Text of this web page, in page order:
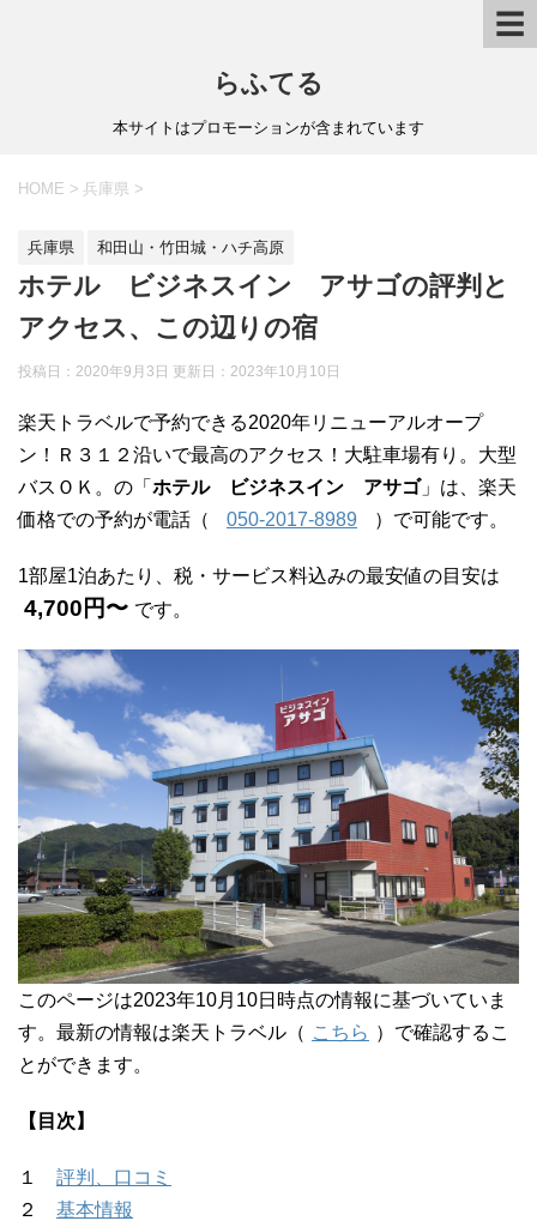
☰
らふてる
本サイトはプロモーションが含まれています
HOME > 兵庫県 >
兵庫県 和田山・竹田城・ハチ高原
ホテル ビジネスイン アサゴの評判と
アクセス、この辺りの宿
投稿日：2020年9月3日 更新日： 2023年10月10日
楽天トラベルで予約できる2020年リニューアルオープ
ン！Ｒ３１２沿いで最高のアクセス！大駐車場有り。大型
バスＯＫ。の「 ホテル ビジネスイン アサゴ」は、楽天
価格での予約が電話（
050-2017-8989 ）で可能です。
1部屋1泊あたり、税・サービス料込みの最安値の目安は
4,700円〜 です。
このページは2023年10月10日時点の情報に基づいていま
す。最新の情報は楽天トラベル（ こちら ）で確認するこ
とができます。
【目次】
１ 評判、口コミ
２ 基本情報